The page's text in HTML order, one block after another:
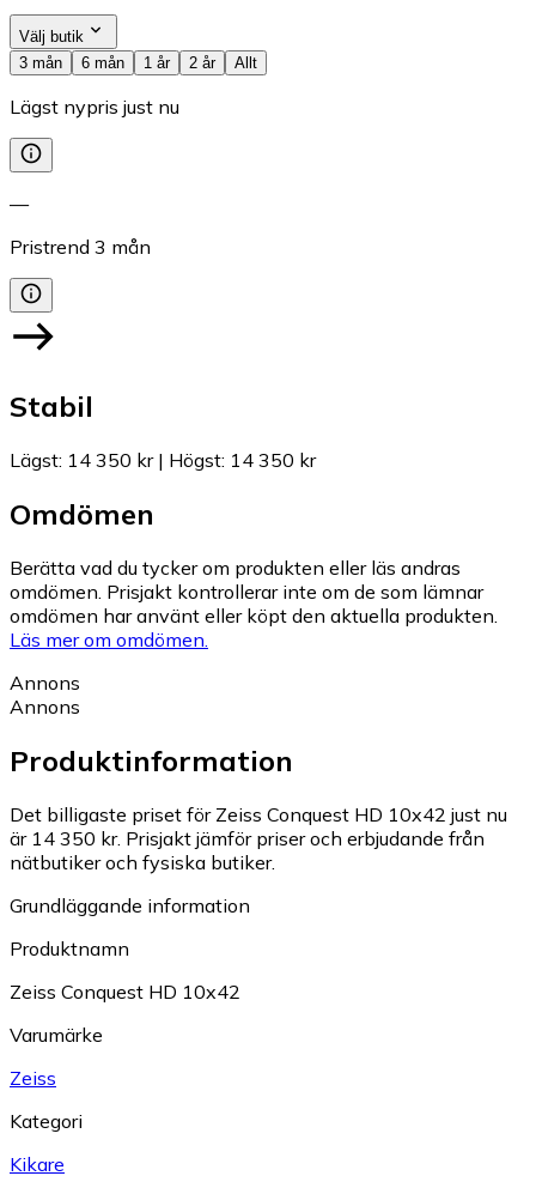
Välj butik
3 mån
6 mån 1 år 2 år Allt
Lägst nypris just nu
—
Pristrend 3 mån
Stabil
Lägst: 14 350 kr| Högst: 14 350 kr
Omdömen
Berätta vad du tycker om produkten eller läs andras
omdömen. Prisjakt kontrollerar inte om de som lämnar
omdömen har använt eller köpt den aktuella produkten.
Läs mer om omdömen.
Annons
Annons
Produktinformation
Det billigaste priset för Zeiss Conquest HD 10x42 just nu
är 14 350 kr. Prisjakt jämför priser och erbjudande från
nätbutiker och fysiska butiker.
Grundläggande information
Produktnamn
Zeiss Conquest HD 10x42
Varumärke
Zeiss
Kategori
Kikare